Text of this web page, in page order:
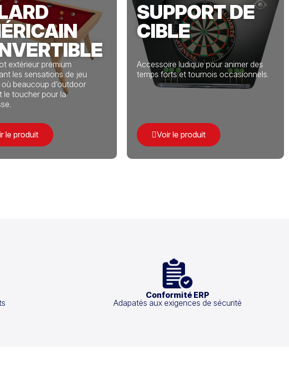
extérieur premium
les sensations de jeu
où beaucoup d’outdoor
le toucher pour la
le produit
SUPPORT DE
CIBLE
Accessoire ludique pour animer des
temps forts et tournois occasionnels.
Voir le produit
Conformité ERP
Adapatés aux exigences de sécurité